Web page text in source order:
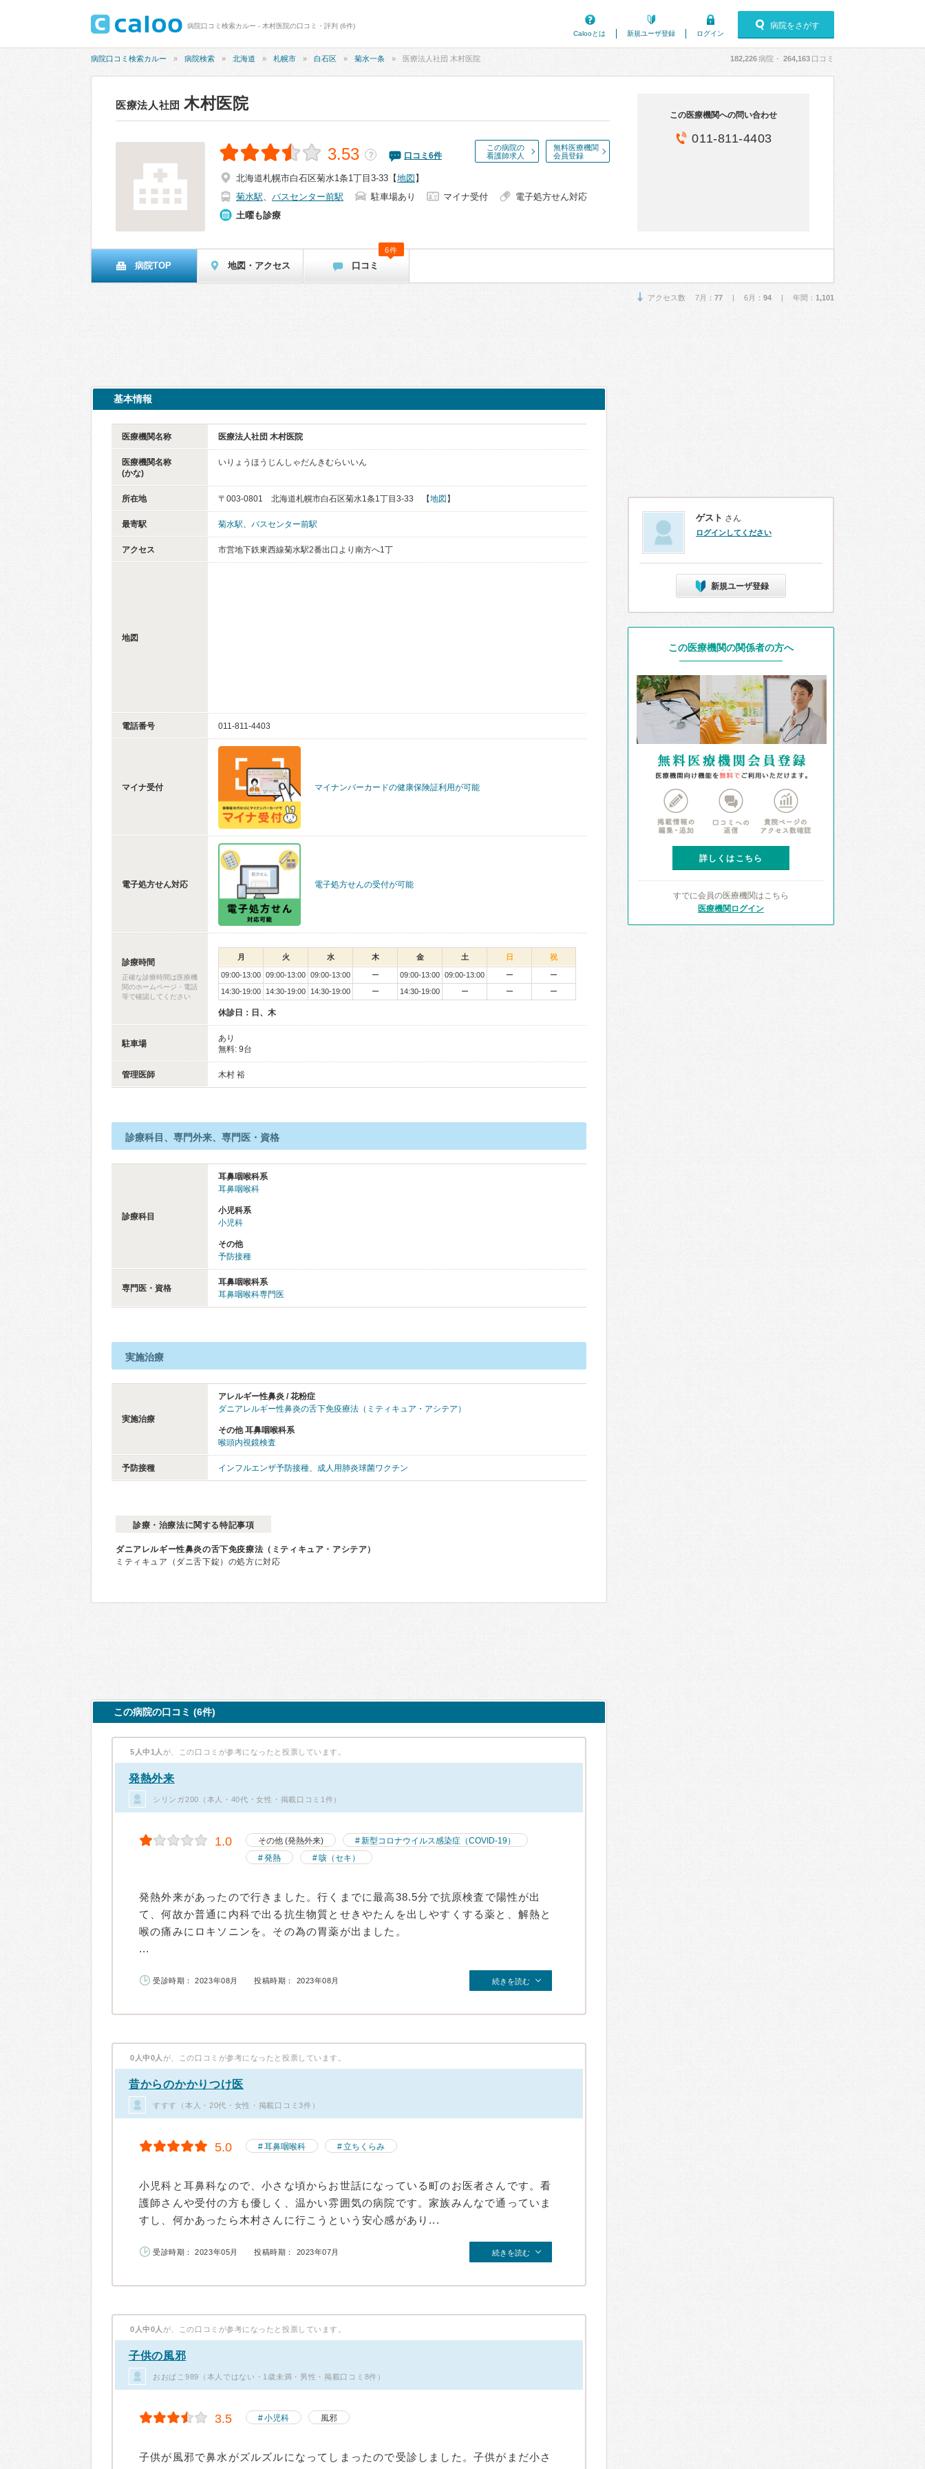
病院口コミ検索カルー - 木村医院の口コミ・評判 (6件)
Calooとは
新規ユーザ登録 ログイン
病院をさがす
病院口コミ検索カルー 病院検索 北海道 札幌市 白石区 菊水一条 医療法人社団 木村医院 182,226病院・ 264,163 口コミ
医療法人社団 木村医院
この病院の
看護師求人
無料医療機関
会員登録
3.53 ？ 口コミ 6件
北海道札幌市白石区菊水1条1丁目3-33 【地図 】
菊水駅、 バスセンター前駅 駐車場あり マイナ受付
電子処方せん対応
土曜も診療
この医療機関への問い合わせ
011-811-4403
病院TOP 地図・アクセス 口コミ
6件
アクセス数 7月： 77 | 6月： 94 | 年間： 1,101
基本情報
医療機関名称 医療法人社団 木村医院
医療機関名称
(かな)
いりょうほうじんしゃだんきむらいいん
所在地 〒003-0801 北海道札幌市白石区菊水1条1丁目3-33 【地図 】
最寄駅 菊水駅、 バスセンター前駅
アクセス 市営地下鉄東西線菊水駅2番出口より南方へ1丁
地図
電話番号 011-811-4403
マイナ受付 マイナンバーカードの健康保険証利用が可能
電子処方せん対応 電子処方せんの受付が可能
診療時間
正確な診療時間は医療機
関のホームページ・電話
等で確認してください
月 火 水 木 金 土 日 祝
09:00-13:00 09:00-13:00 09:00-13:00 ー 09:00-13:00 09:00-13:00 ー
ー
14:30-19:00
14:30-19:00 14:30-19:00 ー 14:30-19:00 ー ー ー
休診日：日、木
駐車場
あり
無料: 9台
管理医師 木村 裕
診療科目、専門外来、専門医・資格
診療科目
耳鼻咽喉科系
耳鼻咽喉科
小児科系
小児科
その他
予防接種
専門医・資格
耳鼻咽喉科系
耳鼻咽喉科専門医
実施治療
実施治療
アレルギー性鼻炎 / 花粉症
ダニアレルギー性鼻炎の舌下免疫療法（ミティキュア・アシテア）
その他 耳鼻咽喉科系
喉頭内視鏡検査
予防接種 インフルエンザ予防接種、 成人用肺炎球菌ワクチン
診療・治療法に関する特記事項
ダニアレルギー性鼻炎の舌下免疫療法（ミティキュア・アシテア）
ミティキュア（ダニ舌下錠）の処方に対応
この病院の口コミ (6件)
5人中1人 が、この口コミが参考になったと投票しています。
発熱外来
シリンガ200（本人・40代・女性・掲載口コミ1件）
1.0 その他 (発熱外来)
新型コロナウイルス感染症（COVID-19）
発熱
咳（セキ）
発熱外来があったので行きました。行くまでに最高38.5分で抗原検査で陽性が出
て、何故か普通に内科で出る抗生物質とせきやたんを出しやすくする薬と、解熱と
喉の痛みにロキソニンを。その為の胃薬が出ました。
...
受診時期： 2023年08月 投稿時期： 2023年08月 続きを読む
0人中0人 が、この口コミが参考になったと投票しています。
昔からのかかりつけ医
すすす（本人・20代・女性・掲載口コミ3件）
5.0 耳鼻咽喉科 立ちくらみ
小児科と耳鼻科なので、小さな頃からお世話になっている町のお医者さんです。看
護師さんや受付の方も優しく、温かい雰囲気の病院です。家族みんなで通っていま
すし、何かあったら木村さんに行こうという安心感があり...
受診時期： 2023年05月 投稿時期： 2023年07月 続きを読む
0人中0人 が、この口コミが参考になったと投票しています。
子供の風邪
おおばこ989（本人ではない・1歳未満・男性・掲載口コミ8件）
3.5 小児科 風邪
子供が風邪で鼻水がズルズルになってしまったので受診しました。子供がまだ小さ
ゲスト さん
ログインしてください
新規ユーザ登録
この医療機関の関係者の方へ
詳しくはこちら
すでに会員の医療機関はこちら
医療機関ログイン